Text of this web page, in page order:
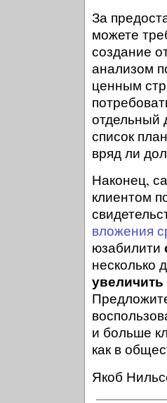
За
можете
создание
анализом
ценным
отдельный
список
вряд ли
Наконец,
клиентом
вложения
юзабилити
несколько
и больше
как в
Якоб